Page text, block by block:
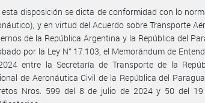
esta disposición se dicta de conformidad con lo
y en virtud del Acuerdo sobre Transporte
de la República Argentina y la República del
por la Ley N° 17.103, el Memorándum de
entre la Secretaría de Transporte de la
de Aeronáutica Civil de la República del
Nros. 599 del 8 de julio de 2024 y 50 del